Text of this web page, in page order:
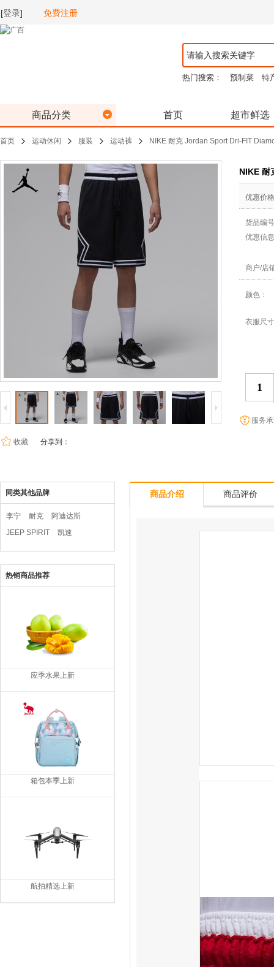
[登录] 免费注册
热门搜索： 预制菜 特
商品分类 首页 超市鲜选
首页 运动休闲 服装 运动裤 NIKE 耐克 Jordan Sport Dri-FIT
收藏 分享到：
NIKE
优惠价
货品编
优惠信
商户/店
颜色：
衣服尺
服务
同类其他品牌
李宁 耐克
阿迪达斯
JEEP SPIRIT
凯速
热销商品推荐
应季水果上新
箱包本季上新
航拍精选上新
商品介绍 商品评价